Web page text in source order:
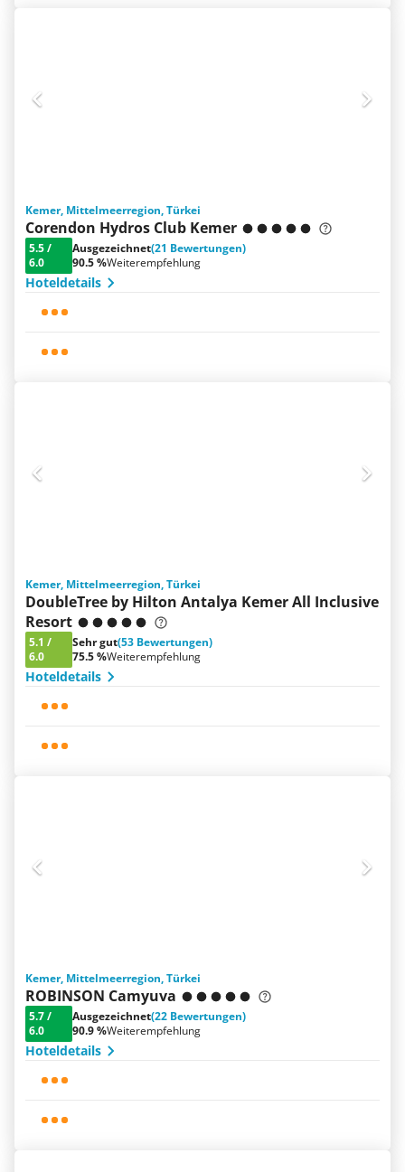
Kemer, Mittelmeerregion, Türkei
Corendon Hydros Club Kemer
5.5/
6.0
Ausgezeichnet(21 Bewertungen)
90.5 %Weiterempfehlung
Hoteldetails
Kemer, Mittelmeerregion, Türkei
DoubleTree by Hilton Antalya Kemer All Inclusive
Resort
5.1 /
6.0
Sehr gut(53 Bewertungen)
75.5 %Weiterempfehlung
Hoteldetails
Kemer, Mittelmeerregion, Türkei
ROBINSON Camyuva
5.7/
6.0
Ausgezeichnet(22 Bewertungen)
90.9 %Weiterempfehlung
Hoteldetails